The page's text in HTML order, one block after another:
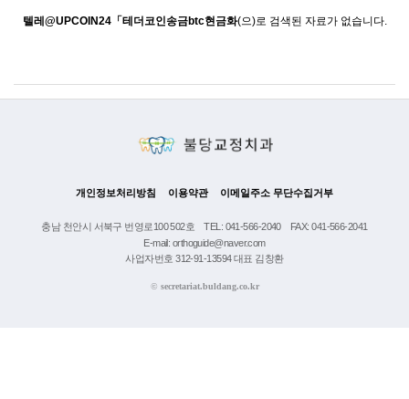
텔레@UPCOIN24「테더코인송금btc현금화(으)로 검색된 자료가 없습니다.
개인정보처리방침 이용약관 이메일주소 무단수집거부
충남 천안시 서북구 번영로100 502호 TEL: 041-566-2040
FAX: 041-566-2041
E-mail: orthoguide@naver.com
사업자번호 312-91-13594 대표 김창환
© secretariat.buldang.co.kr